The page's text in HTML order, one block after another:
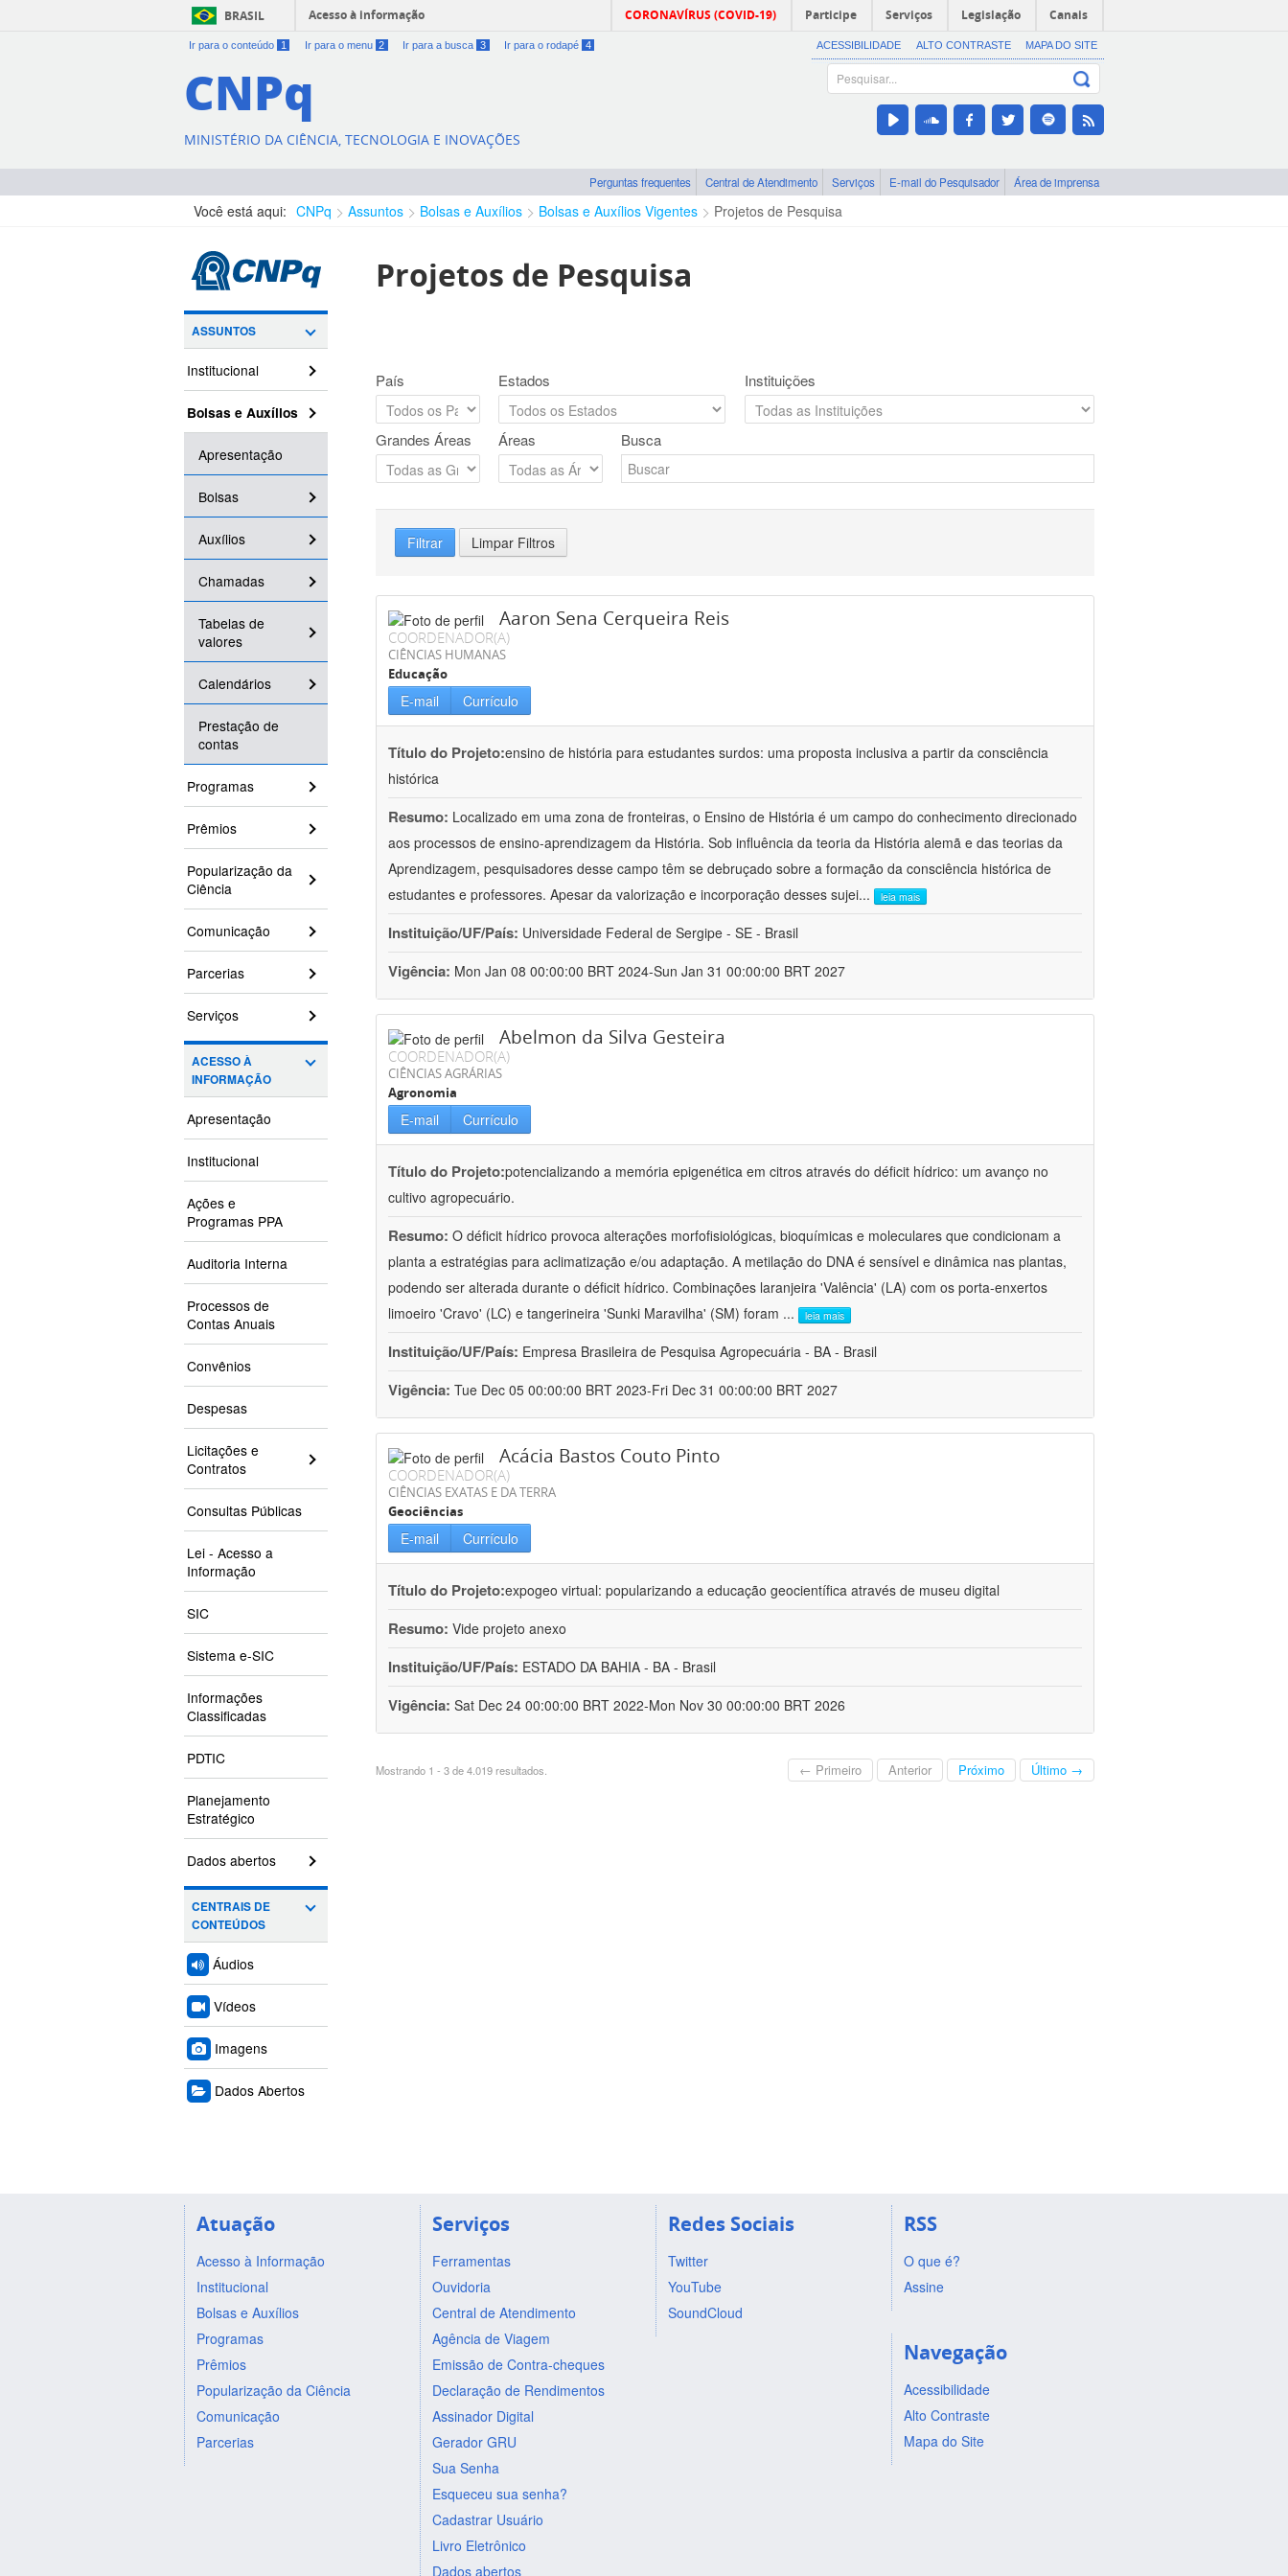
BRASIL Acesso à informação CORONAVÍRUS (COVID-19) Participe Serviços Legislação Canais
Ir para o conteúdo 1 Ir para o menu 2 Ir para a busca 3 Ir para o rodapé 4 ACESSIBILIDADE ALTO CONTRASTE MAPA DO SITE
CNPq
MINISTÉRIO DA CIÊNCIA, TECNOLOGIA E INOVAÇÕES
Perguntas frequentes Central de Atendimento Serviços E-mail do Pesquisador Área de imprensa
Você está aqui: CNPq Assuntos Bolsas e Auxílios Bolsas e Auxílios Vigentes Projetos de Pesquisa
ASSUNTOS
Institucional
Bolsas e Auxílios
Apresentação
Bolsas
Auxílios
Chamadas
Tabelas de
valores
Calendários
Prestação de
contas
Programas
Prêmios
Popularização da
Ciência
Comunicação
Parcerias
Serviços
ACESSO À
INFORMAÇÃO
Apresentação
Institucional
Ações e
Programas PPA
Auditoria Interna
Processos de
Contas Anuais
Convênios
Despesas
Licitações e
Contratos
Consultas Públicas
Lei - Acesso a
Informação
SIC
Sistema e-SIC
Informações
Classificadas
PDTIC
Planejamento
Estratégico
Dados abertos
CENTRAIS DE
CONTEÚDOS
Áudios
Vídeos
Imagens
Dados Abertos
Projetos de Pesquisa
País Estados Instituições
Grandes Áreas Áreas Busca
Filtrar Limpar Filtros
Aaron Sena Cerqueira Reis
COORDENADOR(A)
CIÊNCIAS HUMANAS
Educação
E-mail Currículo
Título do Projeto:ensino de história para estudantes surdos: uma proposta inclusiva a partir da consciência
histórica
Resumo: Localizado em uma zona de fronteiras, o Ensino de História é um campo do conhecimento direcionado
aos processos de ensino-aprendizagem da História. Sob influência da teoria da História alemã e das teorias da
Aprendizagem, pesquisadores desse campo têm se debruçado sobre a formação da consciência histórica de
estudantes e professores. Apesar da valorização e incorporação desses sujei... leia mais
Instituição/UF/País: Universidade Federal de Sergipe - SE - Brasil
Vigência: Mon Jan 08 00:00:00 BRT 2024-Sun Jan 31 00:00:00 BRT 2027
Abelmon da Silva Gesteira
COORDENADOR(A)
CIÊNCIAS AGRÁRIAS
Agronomia
E-mail Currículo
Título do Projeto:potencializando a memória epigenética em citros através do déficit hídrico: um avanço no
cultivo agropecuário.
Resumo: O déficit hídrico provoca alterações morfofisiológicas, bioquímicas e moleculares que condicionam a
planta a estratégias para aclimatização e/ou adaptação. A metilação do DNA é sensível e dinâmica nas plantas,
podendo ser alterada durante o déficit hídrico. Combinações laranjeira 'Valência' (LA) com os porta-enxertos
limoeiro 'Cravo' (LC) e tangerineira 'Sunki Maravilha' (SM) foram ... leia mais
Instituição/UF/País: Empresa Brasileira de Pesquisa Agropecuária - BA - Brasil
Vigência: Tue Dec 05 00:00:00 BRT 2023-Fri Dec 31 00:00:00 BRT 2027
Acácia Bastos Couto Pinto
COORDENADOR(A)
CIÊNCIAS EXATAS E DA TERRA
Geociências
E-mail Currículo
Título do Projeto:expogeo virtual: popularizando a educação geocientífica através de museu digital
Resumo: Vide projeto anexo
Instituição/UF/País: ESTADO DA BAHIA - BA - Brasil
Vigência: Sat Dec 24 00:00:00 BRT 2022-Mon Nov 30 00:00:00 BRT 2026
Mostrando 1 - 3 de 4.019 resultados. ← Primeiro Anterior Próximo Último →
Atuação
Acesso à Informação
Institucional
Bolsas e Auxílios
Programas
Prêmios
Popularização da Ciência
Comunicação
Parcerias
Serviços
Ferramentas
Ouvidoria
Central de Atendimento
Agência de Viagem
Emissão de Contra-cheques
Declaração de Rendimentos
Assinador Digital
Gerador GRU
Sua Senha
Esqueceu sua senha?
Cadastrar Usuário
Livro Eletrônico
Dados abertos
Redes Sociais
Twitter
YouTube
SoundCloud
RSS
O que é?
Assine
Navegação
Acessibilidade
Alto Contraste
Mapa do Site